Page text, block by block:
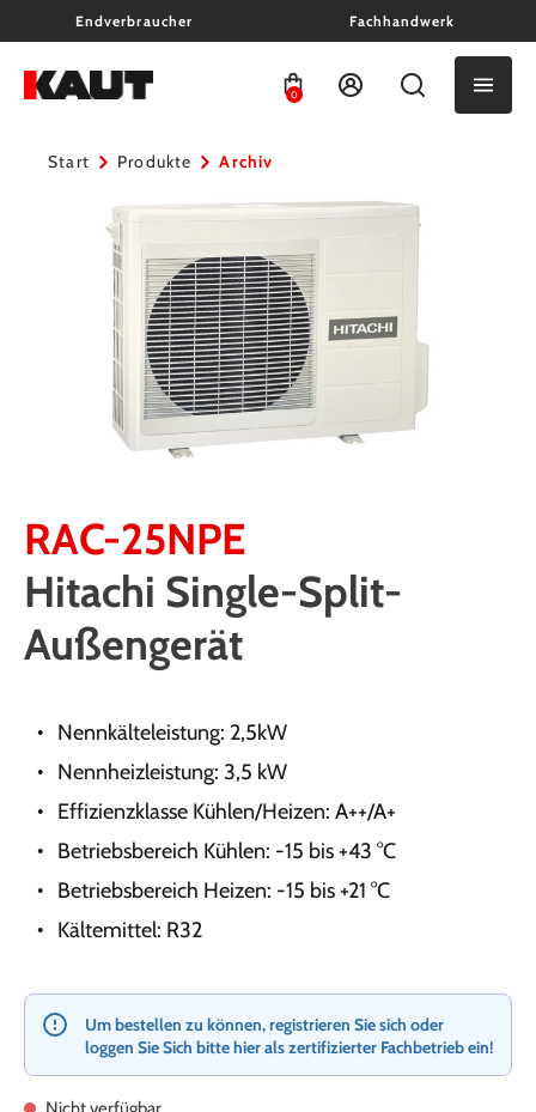
springenEndverbraucher Fachhandwerk
0
Start Produkte Archiv
Bildergalerie überspringen
RAC-25NPE
Hitachi Single-Split-
Außengerät
Nennkälteleistung: 2,5kW
Nennheizleistung: 3,5 kW
Effizienzklasse Kühlen/Heizen: A++/A+
Betriebsbereich Kühlen: -15 bis +43 °C
Betriebsbereich Heizen: -15 bis +21 °C
Kältemittel: R32
Um bestellen zu können, registrieren Sie sich oder
loggen Sie Sich bitte hier als zertifizierter Fachbetrieb ein!